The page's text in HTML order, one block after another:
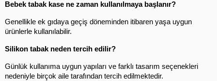
Bebek tabak kase ne zaman kullanılmaya başlanır?
Genellikle ek gıdaya geçiş döneminden itibaren yaşa uygun
ürünlerle kullanılabilir.
Silikon tabak neden tercih edilir?
Günlük kullanıma uygun yapıları ve farklı tasarım seçenekleri
nedeniyle birçok aile tarafından tercih edilmektedir.